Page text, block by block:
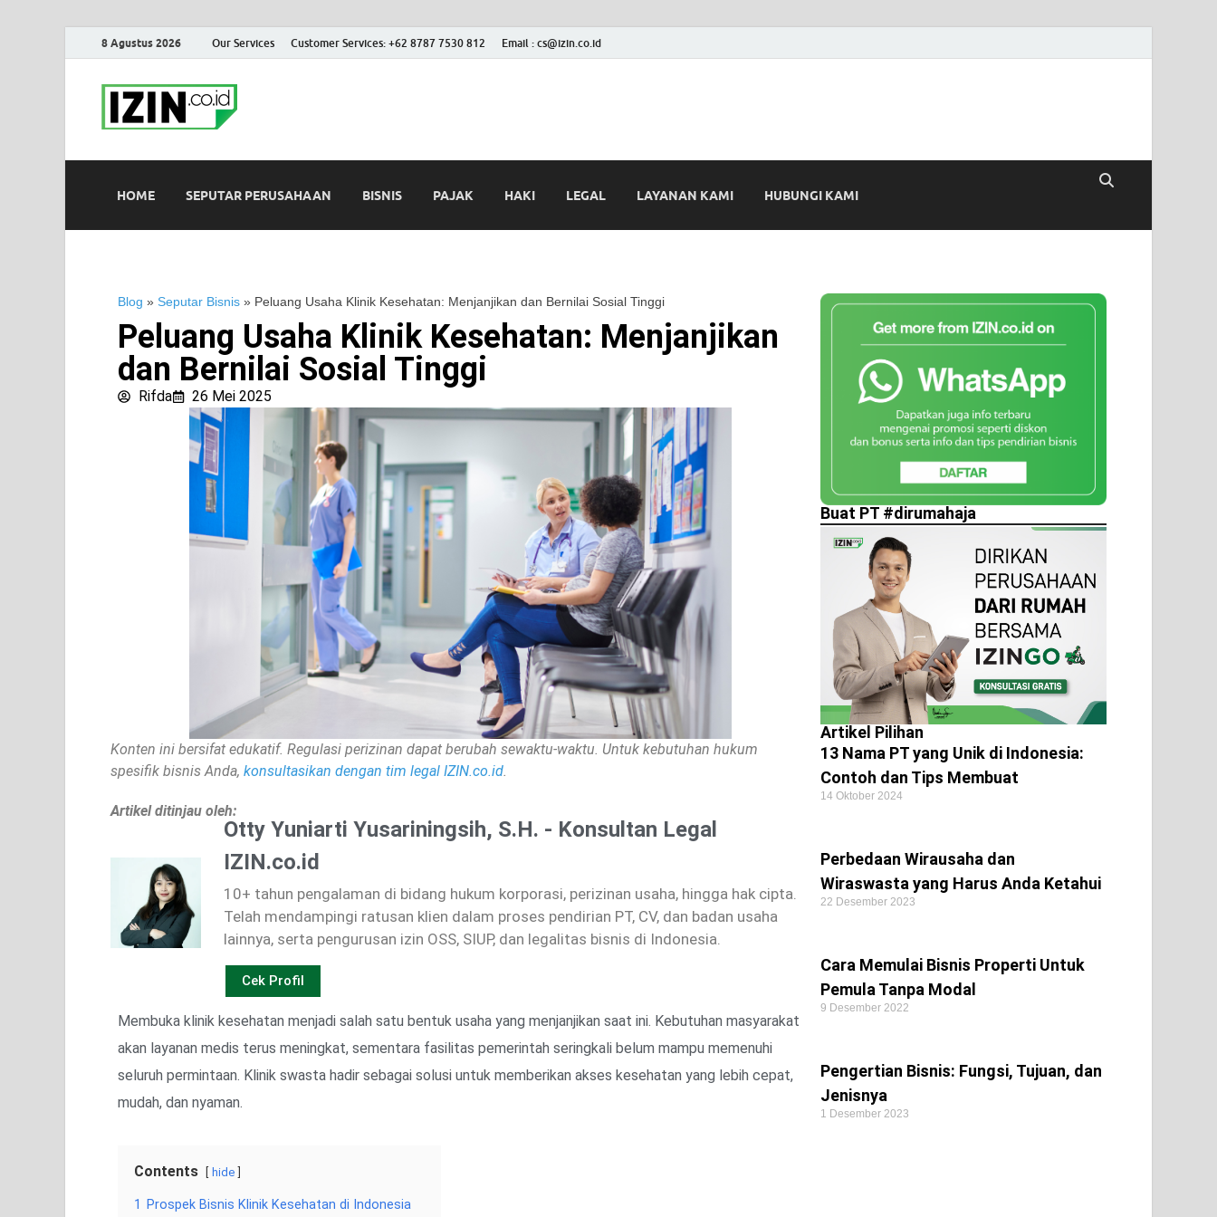
8 Agustus 2026 Our Services Customer Services: +62 8787 7530 812 Email : cs@izin.co.id
HOME SEPUTAR PERUSAHAAN BISNIS PAJAK HAKI LEGAL LAYANAN KAMI HUBUNGI KAMI
Blog » Seputar Bisnis » Peluang Usaha Klinik Kesehatan: Menjanjikan dan Bernilai Sosial Tinggi
Peluang Usaha Klinik Kesehatan: Menjanjikan
dan Bernilai Sosial Tinggi
Rifda 26 Mei 2025
Konten ini bersifat edukatif. Regulasi perizinan dapat berubah sewaktu-waktu. Untuk kebutuhan hukum
spesifik bisnis Anda, konsultasikan dengan tim legal IZIN.co.id.
Artikel ditinjau oleh:
Otty Yuniarti Yusariningsih, S.H. - Konsultan Legal
IZIN.co.id
10+ tahun pengalaman di bidang hukum korporasi, perizinan usaha, hingga hak cipta.
Telah mendampingi ratusan klien dalam proses pendirian PT, CV, dan badan usaha
lainnya, serta pengurusan izin OSS, SIUP, dan legalitas bisnis di Indonesia.
Cek Profil
Membuka klinik kesehatan menjadi salah satu bentuk usaha yang menjanjikan saat ini. Kebutuhan masyarakat
akan layanan medis terus meningkat, sementara fasilitas pemerintah seringkali belum mampu memenuhi
seluruh permintaan. Klinik swasta hadir sebagai solusi untuk memberikan akses kesehatan yang lebih cepat,
mudah, dan nyaman.
Contents hide
1 Prospek Bisnis Klinik Kesehatan di Indonesia
Buat PT #dirumahaja
Artikel Pilihan
13 Nama PT yang Unik di Indonesia:
Contoh dan Tips Membuat
14 Oktober 2024
Perbedaan Wirausaha dan
Wiraswasta yang Harus Anda Ketahui
22 Desember 2023
Cara Memulai Bisnis Properti Untuk
Pemula Tanpa Modal
9 Desember 2022
Pengertian Bisnis: Fungsi, Tujuan, dan
Jenisnya
1 Desember 2023